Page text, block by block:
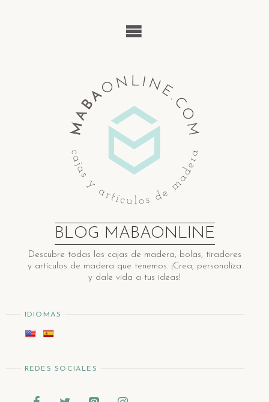
BLOG MABAONLINE
Descubre ​t​odas las cajas de madera​, bolas, tiradores
y artículos de madera ​q​ue tenemos. ¡Crea, personaliza
y dale vida a tus ideas!
IDIOMAS
REDES SOCIALES